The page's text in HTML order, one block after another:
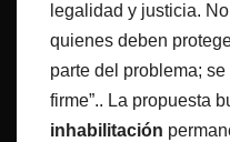
legalidad y justicia.
quienes deben
parte del problema;
firme”.. La propuesta
inhabilitación